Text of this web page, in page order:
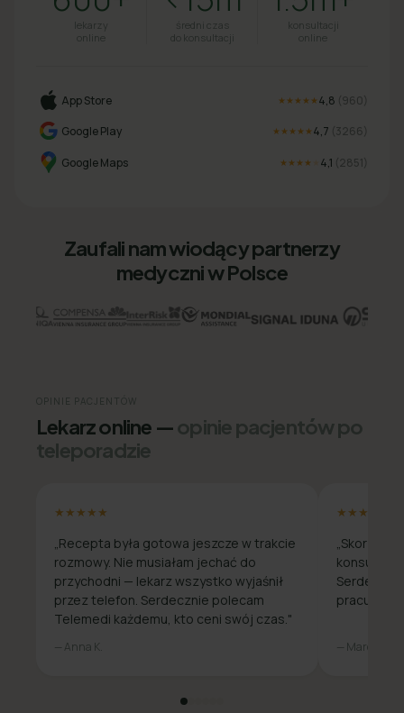
lekarzy
online
średni czas
do konsultacji
konsultacji
online
App Store ★★★★★ 4,8 (960
Google Play
★★★★★ 4,7 (3266
Google Maps ★★★★ 4,1 (2851
Zaufali nam wiodący partnerzy
medyczni w Polsce
OPINIE PACJENTÓW
Lekarz online —opinie pacjentów po
teleporadzie
★★★★★
„Recepta była gotowa jeszcze w trakcie
rozmowy. Nie musiałam jechać do
przychodni — lekarz wszystko wyjaśnił
przez telefon. Serdecznie polecam
Telemedi każdemu, kto ceni swój czas."
— Anna K.
★★★★★
pracuje
— Marcin W.